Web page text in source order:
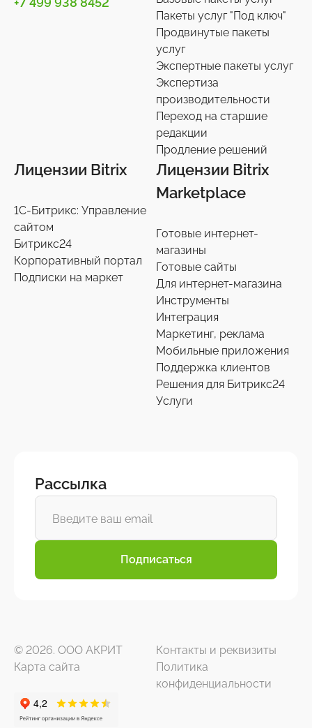
Пакеты услуг "Под ключ"
Продвинутые пакеты
услуг
Экспертные пакеты услуг
Экспертиза
производительности
Переход на старшие
редакции
Продление решений
Лицензии Bitrix
1С-Битрикс: Управление
сайтом
Битрикс24
Корпоративный портал
Подписки на маркет
Лицензии Bitrix
Marketplace
Готовые интернет-
магазины
Готовые сайты
Для интернет-магазина
Инструменты
Интеграция
Маркетинг, реклама
Мобильные приложения
Поддержка клиентов
Решения для Битрикс24
Услуги
Рассылка
Подписаться
© 2026. ООО АКРИТ
Контакты и реквизиты
Карта сайта
Политика
конфиденциальности